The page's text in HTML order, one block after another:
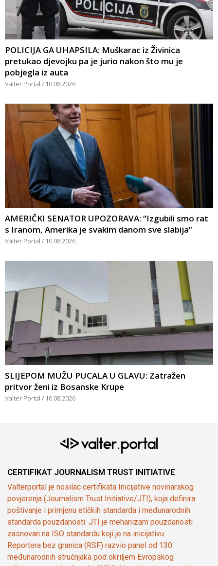
POLICIJA GA UHAPSILA: Muškarac iz Živinica
pretukao djevojku pa je jurio nakon što mu je
pobjegla iz auta
Valter Portal 10.08.2026
AMERIČKI SENATOR UPOZORAVA: “Izgubili smo rat
s Iranom, Amerika je svakim danom sve slabija”
Valter Portal 10.08.2026
SLIJEPOM MUŽU PUCALA U GLAVU: Zatražen
pritvor ženi iz Bosanske Krupe
Valter Portal 10.08.2026
CERTIFIKAT JOURNALISM TRUST INITIATIVE
Valterportal je nosilac certifikata Inicijative novinarskog
povjerenja (Journalism Trust Initiative/JTI), koja definira
poštivanje i primjenu etičkih standarda i međunarodnih
standarda pouzdanosti. JTI je mehanizam pouzdanosti
zasnovan na ISO standardu koji je na inicijativu
Reportera bez granica (RSF) razvio panel od 130
međunarodnih stručnjaka pod okriljem Evropskog